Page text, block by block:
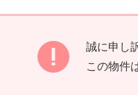
誠に申し
この物件